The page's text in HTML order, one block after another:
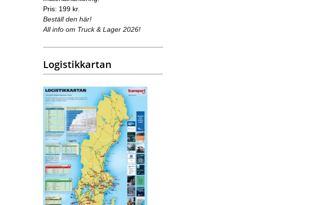
Pris: 199 kr.
Beställ den här!
All info om Truck & Lager 2026!
Logistikkartan